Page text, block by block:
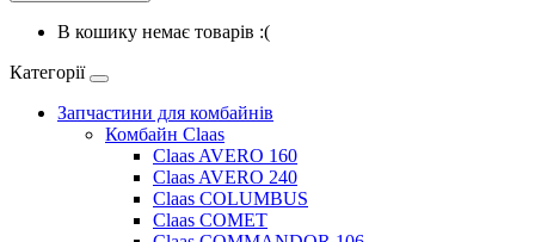
В кошику немає товарів :(
Категорії
Запчастини для комбайнів
Комбайн Claas
Claas AVERO 160
Claas AVERO 240
Claas COLUMBUS
Claas COMET